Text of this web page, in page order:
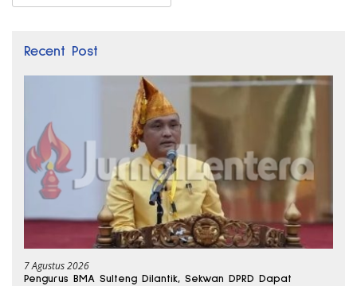
Recent Post
7 Agustus 2026
Pengurus BMA Sulteng Dilantik, Sekwan DPRD Dapat